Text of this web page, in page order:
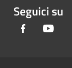
Seguici su
Facebook